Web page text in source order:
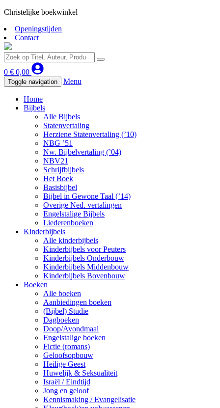
Christelijke boekwinkel
Openingstijden
Contact
0 € 0,00
Toggle navigation Menu
Home
Bijbels
Alle Bijbels
Statenvertaling
Herziene Statenvertaling (’10)
NBG ’51
Nw. Bijbelvertaling (’04)
NBV21
Schrijfbijbels
Het Boek
Basisbijbel
Bijbel in Gewone Taal (’14)
Overige Ned. vertalingen
Engelstalige Bijbels
Liederenboeken
Kinderbijbels
Alle kinderbijbels
Kinderbijbels voor Peuters
Kinderbijbels Onderbouw
Kinderbijbels Middenbouw
Kinderbijbels Bovenbouw
Boeken
Alle boeken
Aanbiedingen boeken
(Bijbel) Studie
Dagboeken
Doop/Avondmaal
Engelstalige boeken
Fictie (romans)
Geloofsopbouw
Heilige Geest
Huwelijk & Seksualiteit
Israël / Eindtijd
Jong en geloof
Kennismaking / Evangelisatie